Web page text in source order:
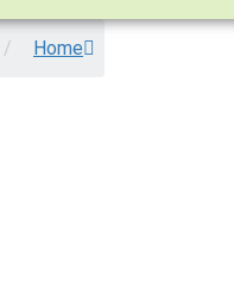
Home
/